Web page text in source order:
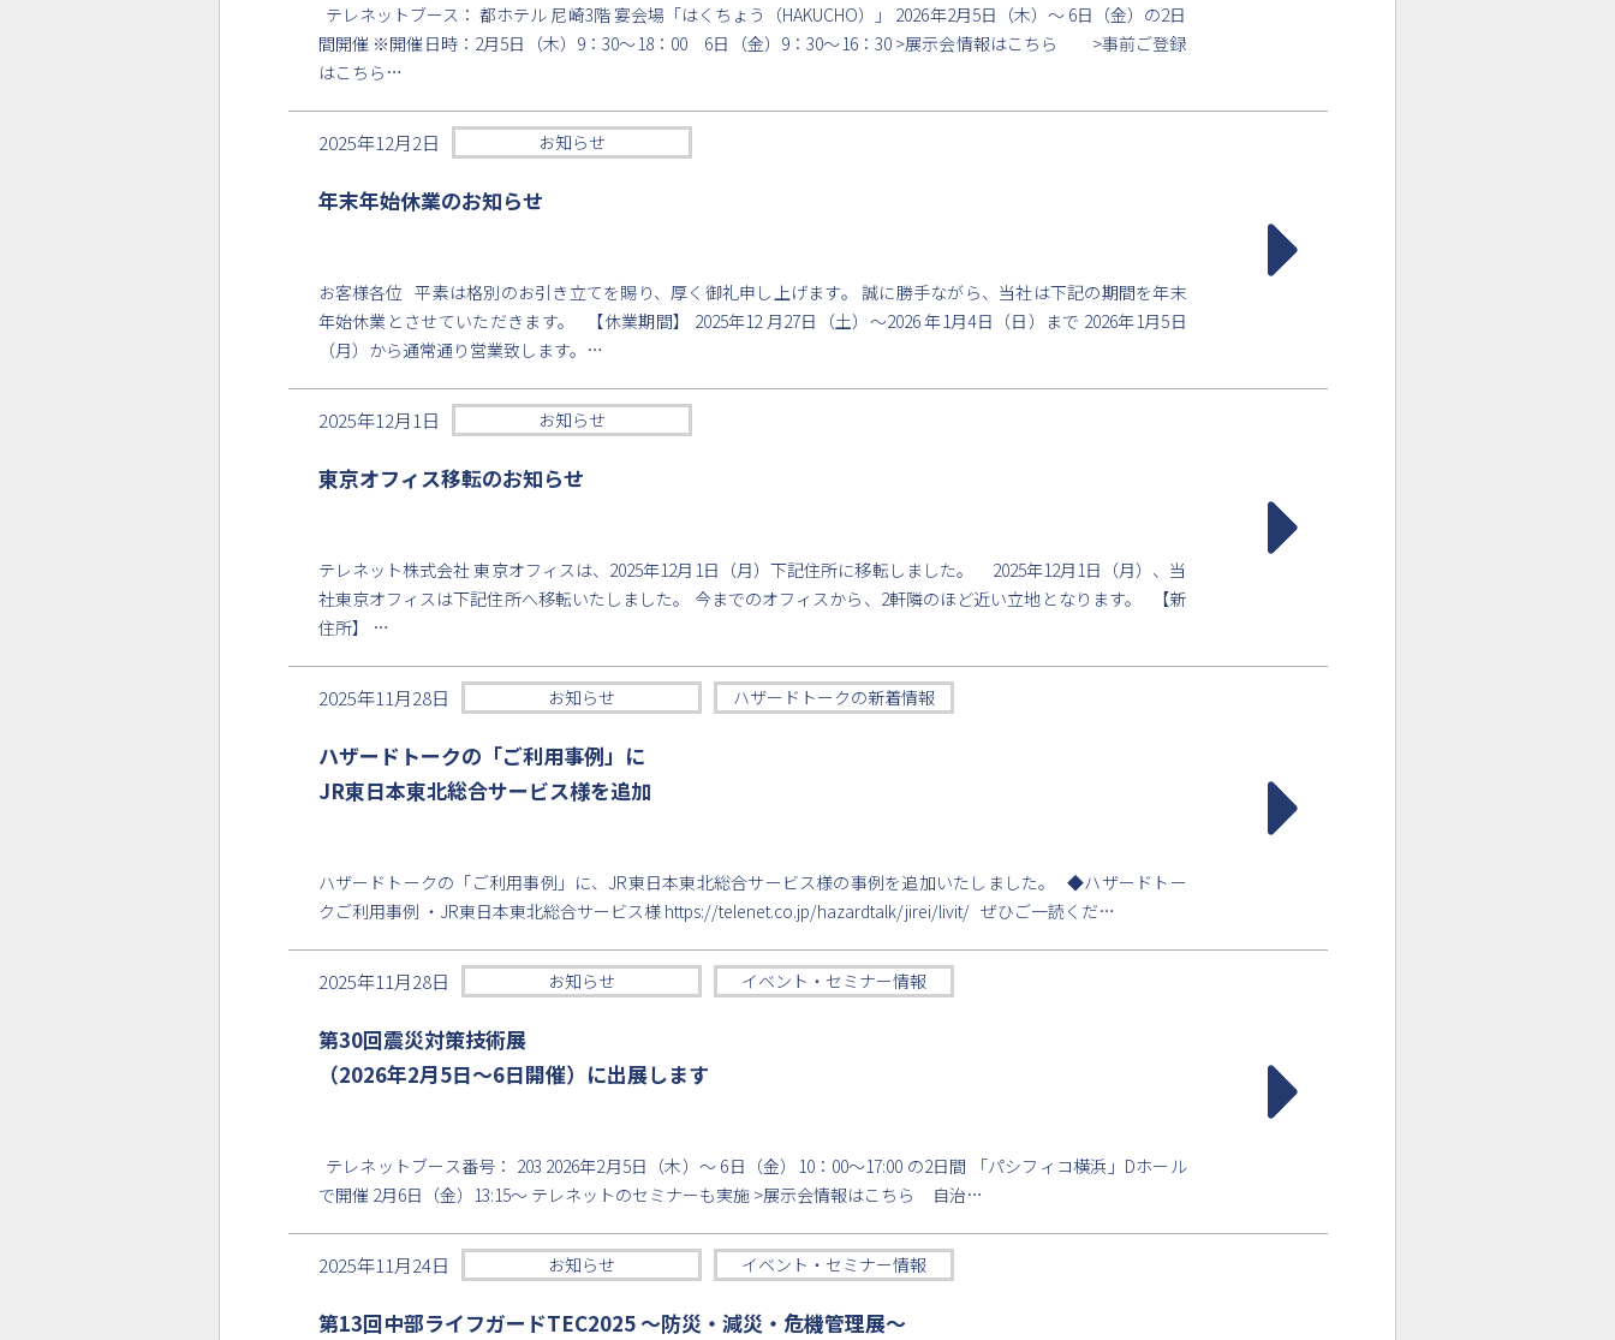
テレネットブース： 都ホテル 尼崎3階 宴会場「はくちょう（HAKUCHO）」 2026年2月5日（木）〜 6日（金）の2日
間開催 ※開催日時：2月5日（木）9：30～18：00 6日（金）9：30～16：30 >展示会情報はこちら >事前ご登録
はこちら…
2025年12月2日 お知らせ
年末年始休業のお知らせ
お客様各位 平素は格別のお引き立てを賜り、厚く御礼申し上げます。 誠に勝手ながら、当社は下記の期間を年末
年始休業とさせていただきます。 【休業期間】 2025年12 月27日（土）～2026 年1月4日（日）まで 2026年1月5日
（月）から通常通り営業致します。…
2025年12月1日 お知らせ
東京オフィス移転のお知らせ
テレネット株式会社 東京オフィスは、2025年12月1日（月）下記住所に移転しました。 2025年12月1日（月）、当
社東京オフィスは下記住所へ移転いたしました。 今までのオフィスから、2軒隣のほど近い立地となります。 【新
住所】 …
2025年11月28日 お知らせ ハザードトークの新着情報
ハザードトークの「ご利用事例」に
JR東日本東北総合サービス様を追加
ハザードトークの「ご利用事例」に、JR東日本東北総合サービス様の事例を追加いたしました。 ◆ハザードトー
クご利用事例 ・JR東日本東北総合サービス様 https://telenet.co.jp/hazardtalk/jirei/livit/ ぜひご一読くだ…
2025年11月28日 お知らせ イベント・セミナー情報
第30回震災対策技術展
（2026年2月5日〜6日開催）に出展します
テレネットブース番号： 203 2026年2月5日（木）〜 6日（金）10：00〜17:00 の2日間 「パシフィコ横浜」Dホール
で開催 2月6日（金）13:15～ テレネットのセミナーも実施 >展示会情報はこちら 自治…
2025年11月24日 お知らせ イベント・セミナー情報
第13回中部ライフガードTEC2025 ～防災・減災・危機管理展～